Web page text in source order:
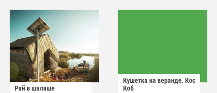
Рай в шалаше
Кушетка на веранде. Кос
Коб